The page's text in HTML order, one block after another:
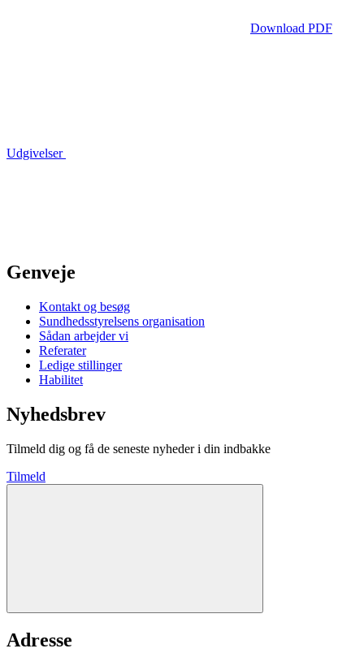
Download PDF
Udgivelser
Genveje
Kontakt og besøg
Sundhedsstyrelsens organisation
Sådan arbejder vi
Referater
Ledige stillinger
Habilitet
Nyhedsbrev
Tilmeld dig og få de seneste nyheder i din indbakke
Tilmeld
Adresse